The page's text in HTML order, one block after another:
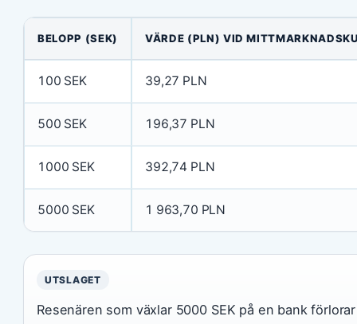
BELOPP (SEK) VÄRDE (PLN) VID
100 SEK 39,27 PLN
500 SEK 196,37 PLN
1000 SEK 392,74 PLN
5000 SEK 1 963,70 PLN
UTSLAGET
Resenären som växlar 5000 SEK på en bank